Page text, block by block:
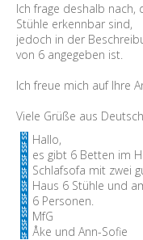
Ich frage deshalb
Stühle erkennbar sind,
jedoch in der
von 6 angegeben ist.
Ich freue mich auf Ihre
Viele Grüße aus
Hallo,
es gibt 6 Betten im
Schlafsofa mit zwei
Haus 6 Stühle und
6 Personen.
MfG
Åke und Ann-Sofie